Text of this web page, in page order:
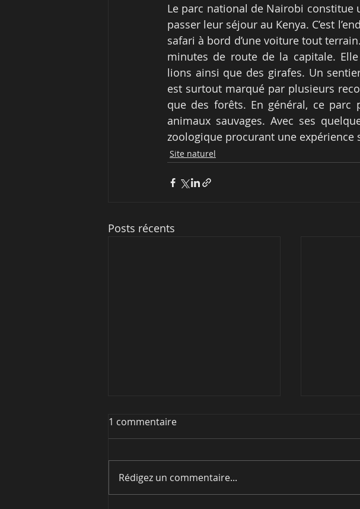
Le parc national de Nairobi
passer leur séjour au Kenya. C’est
safari à bord d’une voiture tout
minutes de route de la capitale.
lions ainsi que des girafes. Un
est surtout marqué par plusieurs
que des forêts. En général, ce
animaux sauvages. Avec ses
zoologique procurant une
Site naturel
Posts récents
1 commentaire
Rédigez un commentaire...